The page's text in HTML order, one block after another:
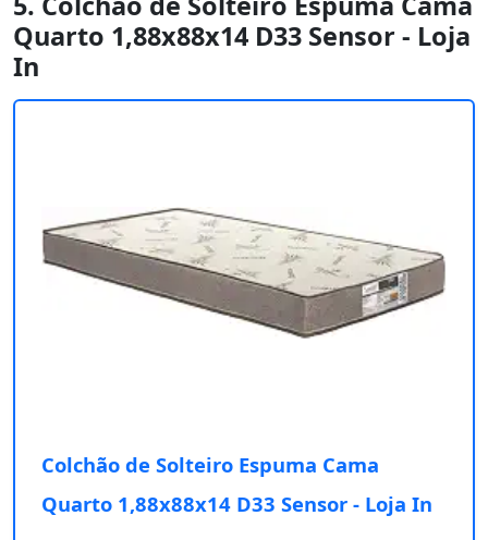
Quarto 1,88x88x14 D33 Sensor - Loja
In
Colchão de Solteiro Espuma Cama
Quarto 1,88x88x14 D33 Sensor - Loja In